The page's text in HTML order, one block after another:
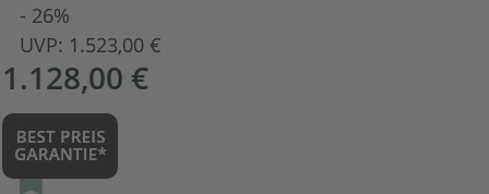
- 26%
UVP: 1.523,00 €
1.128,00 €